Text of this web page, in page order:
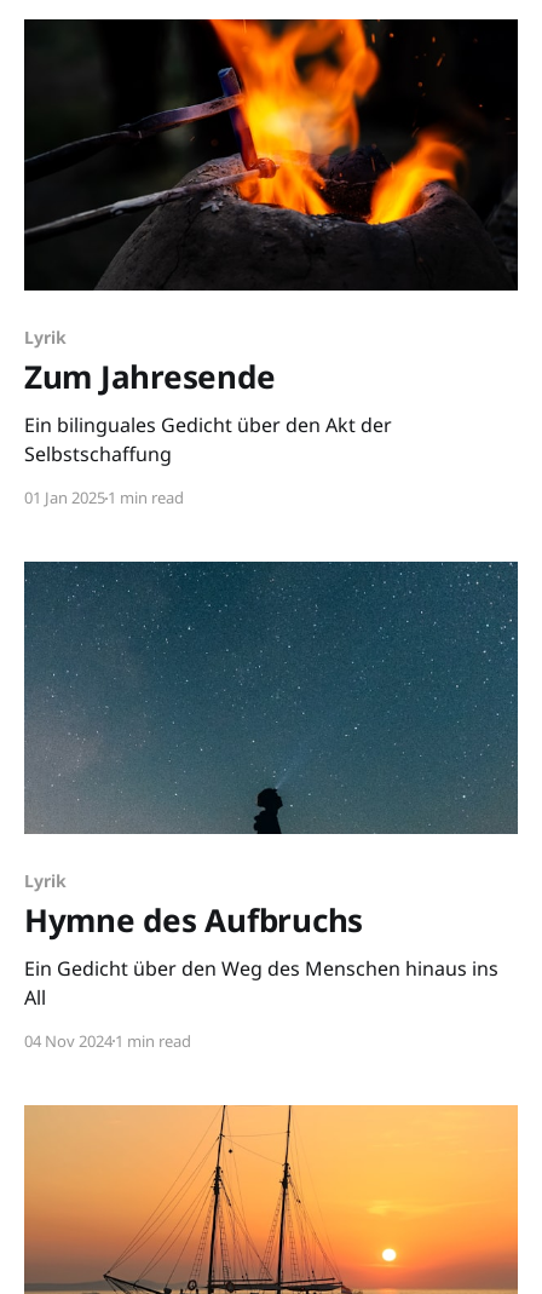
Lyrik
Zum Jahresende
Ein bilinguales Gedicht über den Akt der
Selbstschaffung
01 Jan 20251 min read
Lyrik
Hymne des Aufbruchs
Ein Gedicht über den Weg des Menschen hinaus ins
All
04 Nov 20241 min read